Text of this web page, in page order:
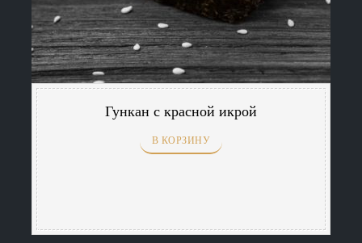
Гункан с красной икрой
В КОРЗИНУ